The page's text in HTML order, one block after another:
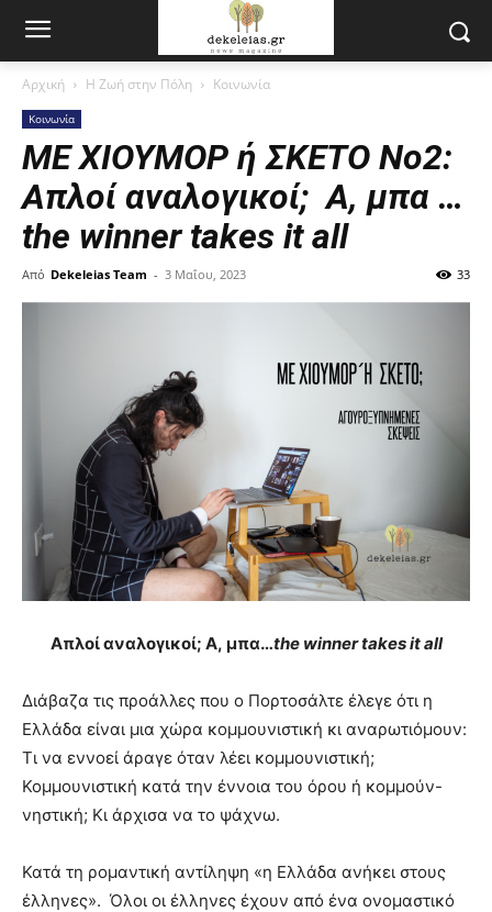
Αρχική Η Ζωή στην Πόλη Κοινωνία
Κοινωνία
ΜΕ ΧΙΟΥΜΟΡ ή ΣΚΕΤΟ Νο2:
Απλοί αναλογικοί; Α, μπα …
the winner takes it all
Από Dekeleias Team - 3 Μαΐου, 2023 33
Απλοίαναλογικοί; Α, μπα…the winner takes it all
Διάβαζα τις προάλλες που ο Πορτοσάλτε έλεγε ότι η
Ελλάδα είναι μια χώρα κομμουνιστική κι αναρωτιόμουν:
Τι να εννοεί άραγε όταν λέει κομμουνιστική;
Κομμουνιστική κατά την έννοια του όρου ή κομμούν-
νηστική; Κι άρχισα να το ψάχνω.
Κατά τη ρομαντική αντίληψη «η Ελλάδα ανήκει στους
έλληνες». Όλοι οι έλληνες έχουν από ένα ονομαστικό